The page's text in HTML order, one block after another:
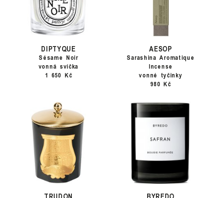
DIPTYQUE
Sésame Noir
vonná svíčka
1 650 Kč
AESOP
Sarashina Aromatique
Incense
vonné tyčinky
980 Kč
TRUDON BYREDO